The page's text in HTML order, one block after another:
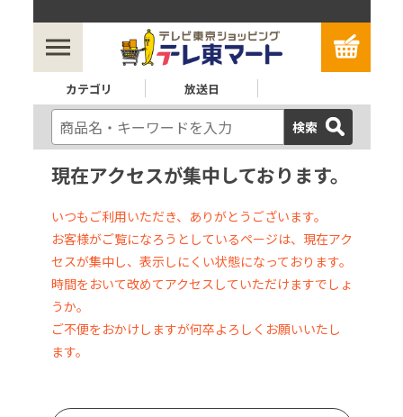
カテゴリ 放送日
検索
現在アクセスが集中しております。
いつもご利用いただき、ありがとうございます。
お客様がご覧になろうとしているページは、現在アク
セスが集中し、表示しにくい状態になっております。
時間をおいて改めてアクセスしていただけますでしょ
うか。
ご不便をおかけしますが何卒よろしくお願いいたし
ます。